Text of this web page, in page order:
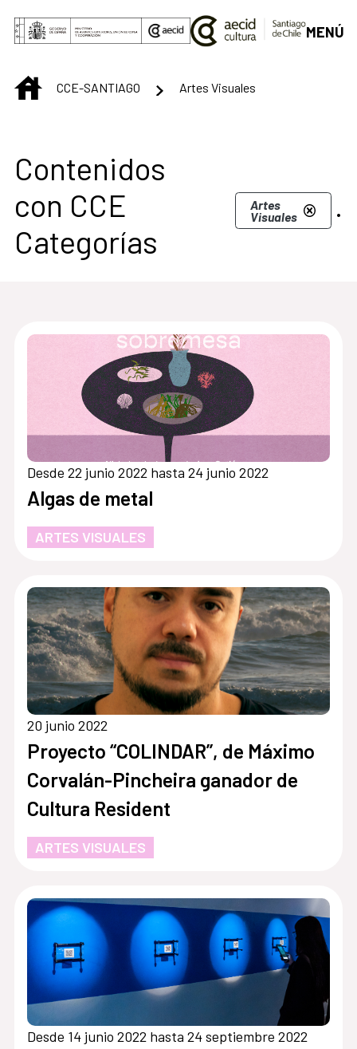
Saltar al contenido principal
MENÚ
INICIOCCE-SANTIAGO Artes Visuales
Centro Cultural de
Contenidos
con CCE
Categorías
Artes
Visuales .
Desde 22 junio 2022 hasta 24 junio 2022
Algas de metal
ARTES VISUALES
20 junio 2022
Proyecto “COLINDAR”, de Máximo
Corvalán-Pincheira ganador de
Cultura Resident
ARTES VISUALES
Desde 14 junio 2022 hasta 24 septiembre 2022